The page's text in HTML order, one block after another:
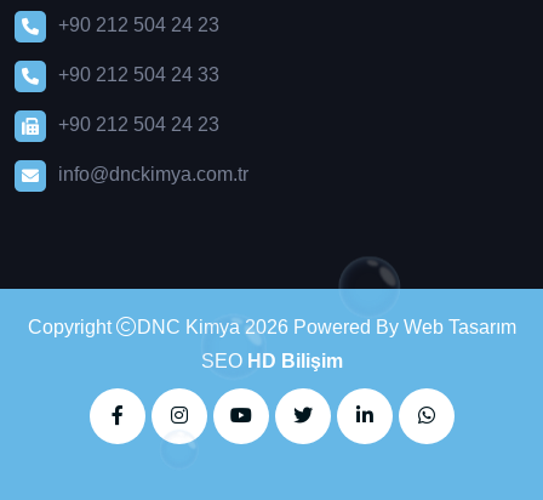
+90 212 504 24 23
+90 212 504 24 33
+90 212 504 24 23
info@dnckimya.com.tr
Copyright
DNC Kimya 2026 Powered By Web Tasarım
SEO HD Bilişim